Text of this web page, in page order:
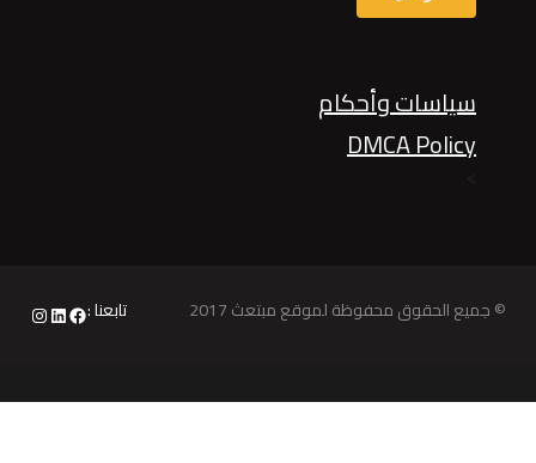
سياسات وأحكام
DMCA Policy
© جميع الحقوق محفوظة لموقع مبتعث 2017 تابعنا :Facebook
LinkedIn